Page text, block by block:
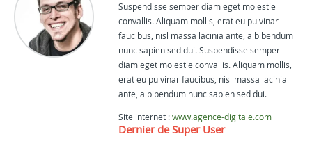
Suspendisse semper diam eget molestie
convallis. Aliquam mollis, erat eu pulvinar
faucibus, nisl massa lacinia ante, a bibendum
nunc sapien sed dui. Suspendisse semper
diam eget molestie convallis. Aliquam mollis,
erat eu pulvinar faucibus, nisl massa lacinia
ante, a bibendum nunc sapien sed dui.
Site internet : www.agence-digitale.com
Dernier de Super User